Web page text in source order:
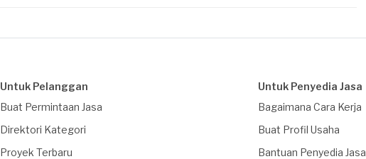
Untuk Pelanggan
Buat Permintaan Jasa
Direktori Kategori
Proyek Terbaru
Untuk Penyedia Jasa
Bagaimana Cara Kerja
Buat Profil Usaha
Bantuan Penyedia Jasa